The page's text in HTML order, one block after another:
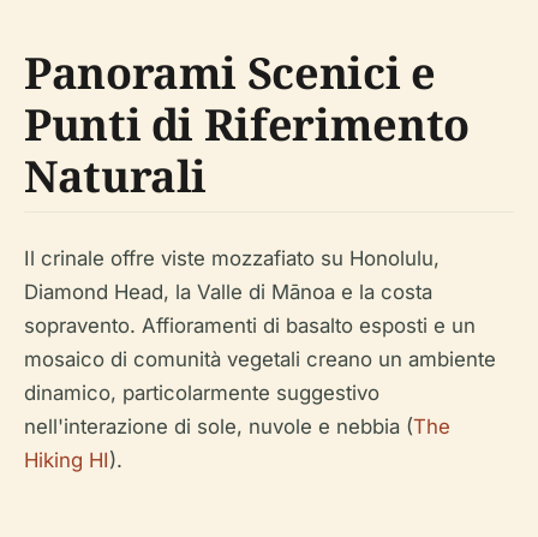
Panorami Scenici e
Punti di Riferimento
Naturali
Il crinale offre viste mozzafiato su Honolulu,
Diamond Head, la Valle di Mānoa e la costa
sopravento. Affioramenti di basalto esposti e un
mosaico di comunità vegetali creano un ambiente
dinamico, particolarmente suggestivo
nell'interazione di sole, nuvole e nebbia (The
Hiking HI).